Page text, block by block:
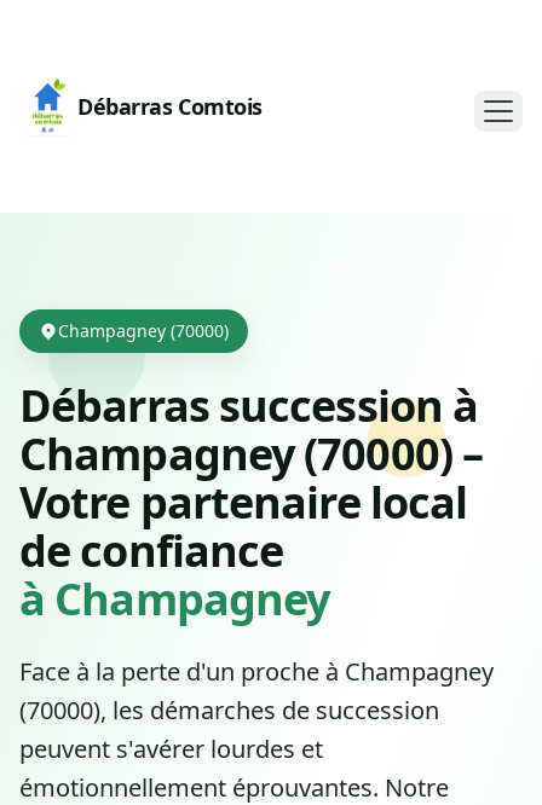
Débarras Comtois
Champagney (70000)
Débarras succession à
Champagney (70000) –
Votre partenaire local
de confiance
à Champagney
Face à la perte d'un proche à Champagney
(70000), les démarches de succession
peuvent s'avérer lourdes et
émotionnellement éprouvantes. Notre